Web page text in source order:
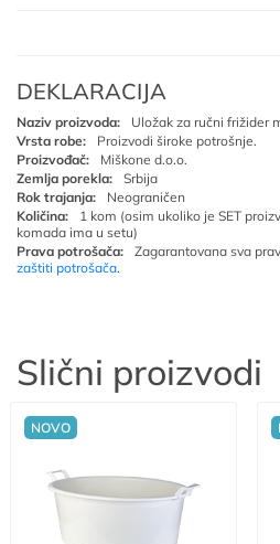
DEKLARACIJA
Naziv proizvoda:
Uložak za ručni frižider
Vrsta robe:
Proizvodi široke potrošnje.
Proizvođač:
Miškone d.o.o.
Zemlja porekla:
Srbija
Rok trajanja:
Neograničen
Količina:
1 kom (osim ukoliko je SET
komada ima u setu)
Prava potrošača:
Zagarantovana sva
zaštiti potrošača.
Slični proizvodi
NOVO